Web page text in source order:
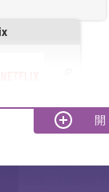
by レコチ